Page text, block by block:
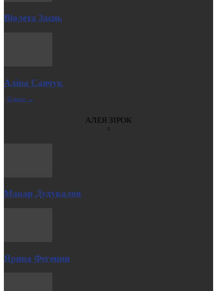
Віолета Заєць
Аліна Савчук
| Більше →
АЛЕЯ ЗІРОК
Макар Дудукалов
Ярина Фегецин